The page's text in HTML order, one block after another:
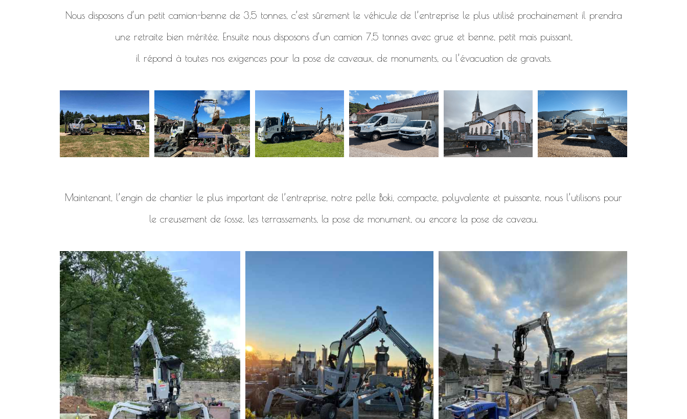
Nous disposons d’un petit camion-benne de 3,5 tonnes, c’est sûrement le véhicule de l’entreprise le plus utilisé prochainement il prendra
une retraite bien méritée. Ensuite nous disposons d’un camion 7,5 tonnes avec grue et benne, petit mais puissant,
il répond à toutes nos exigences pour la pose de caveaux, de monuments, ou l’évacuation de gravats.
Maintenant, l’engin de chantier le plus important de l’entreprise, notre pelle Boki, compacte, polyvalente et puissante, nous l’utilisons pour
le creusement de fosse, les terrassements, la pose de monument, ou encore la pose de caveau.